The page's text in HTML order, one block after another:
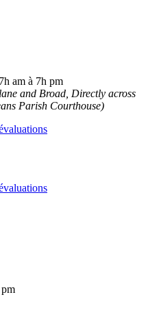
am à 7h pm
and Broad, Directly across
Parish Courthouse)